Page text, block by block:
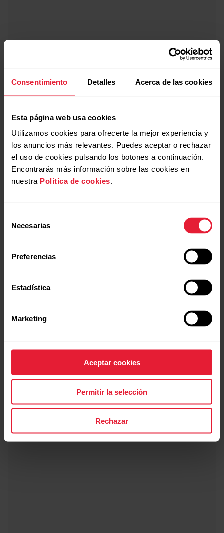
Consentimiento Detalles Acerca de las cookies
Esta página web usa cookies
Utilizamos cookies para ofrecerte la mejor experiencia y
los anuncios más relevantes. Puedes aceptar o rechazar
el uso de cookies pulsando los botones a continuación.
Encontrarás más información sobre las cookies en
nuestra Política de cookies.
Necesarias
Preferencias
Estadística
Marketing
Aceptar cookies
Permitir la selección
Rechazar
Soporte para bicicleta para relojes deportivos
$ 120.000,00
Black